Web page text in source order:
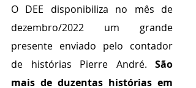
O DEE disponibiliza no mês de
dezembro/2022 um grande
presente enviado pelo contador
de histórias Pierre André. São
mais de duzentas histórias em